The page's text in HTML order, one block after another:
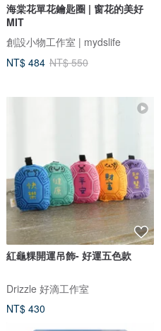
海棠花單花鑰匙圈 | 窗花的美好
MIT
創設小物工作室 | mydslife
NT$ 484 NT$ 550
紅龜粿開運吊飾- 好運五色款
Drizzle 好滴工作室
NT$ 430